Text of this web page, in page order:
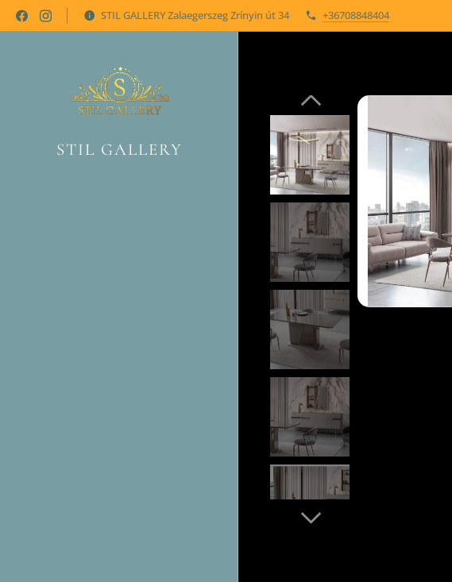
STIL GALLERY Zalaegerszeg Zrínyin út 34 +36708848404
STIL GALLERY